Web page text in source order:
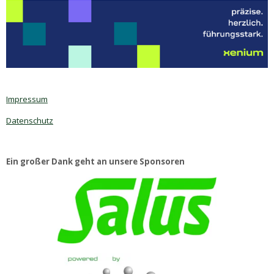
Impressum
Datenschutz
Ein großer Dank geht an unsere Sponsoren